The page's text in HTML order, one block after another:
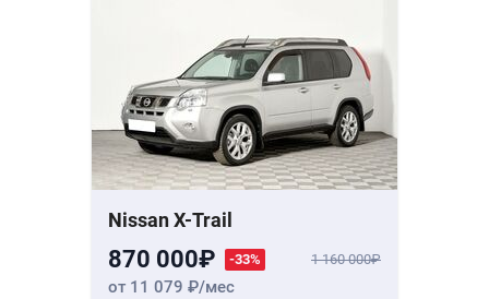
Nissan X-Trail
870 000 -33% 1 160 000
от 11 079 /мес